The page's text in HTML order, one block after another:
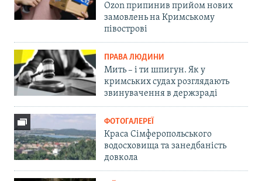
Ozon припинив прийом нових
замовлень на Кримському
півострові
ПРАВА ЛЮДИНИ
Мить – і ти шпигун. Як у
кримських судах розглядають
звинувачення в держзраді
ФОТОГАЛЕРЕЇ
Краса Сімферопольського
водосховища та занедбаність
довкола